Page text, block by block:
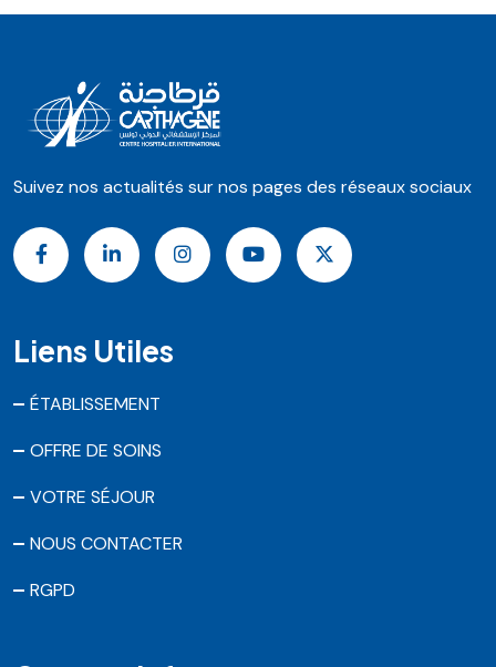
Suivez nos actualités sur nos pages des réseaux sociaux
Liens Utiles
ÉTABLISSEMENT
OFFRE DE SOINS
VOTRE SÉJOUR
NOUS CONTACTER
RGPD